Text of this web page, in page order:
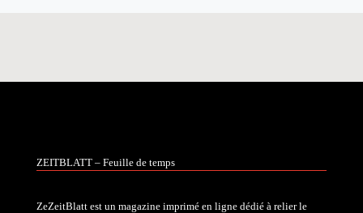
ZEITBLATT – Feuille de temps
ZeZeitBlatt est un magazine imprimé en ligne dédié à relier le